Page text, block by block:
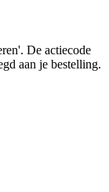
De actiecode
aan je bestelling.